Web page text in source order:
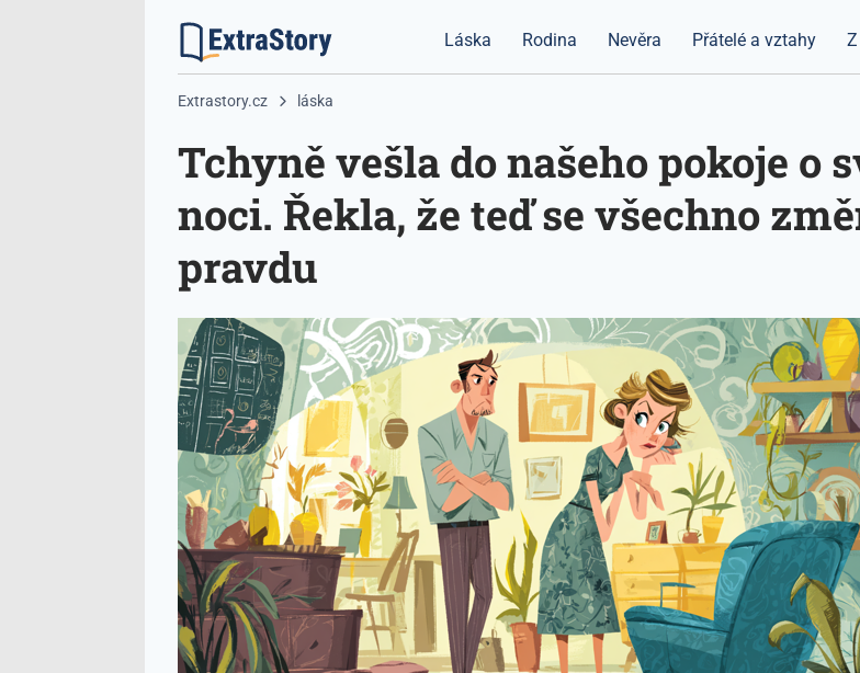
Láska Rodina Nevěra Přátelé a vztahy
Extrastory.cz láska
Tchyně vešla do našeho pokoje o
noci. Řekla, že teď se všechno
pravdu